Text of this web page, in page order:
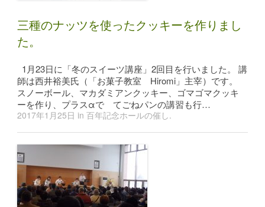
三種のナッツを使ったクッキーを作りまし
た。
1月23日に「冬のスイーツ講座」2回目を行いました。 講
師は西井裕美氏（「お菓子教室 Hiromi」主宰）です。
スノーボール、マカダミアンクッキー、ゴマゴマクッキ
ーを作り、プラスαで てごねパンの講習も行…
2017年1月25日 in百年記念ホールの催し.